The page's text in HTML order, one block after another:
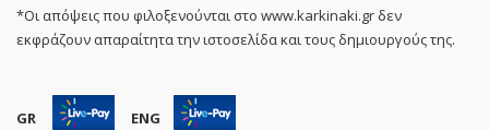
*Οι απόψεις που φιλοξενούνται στο www.karkinaki.gr δεν
εκφράζουν απαραίτητα την ιστοσελίδα και τους δημιουργούς της.
GR ENG